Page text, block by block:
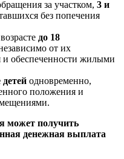
за участком, 3 и
без попечения
до 18
от их
обеспеченности жилыми
детей одновременно,
положения и
может получить
денежная выплата